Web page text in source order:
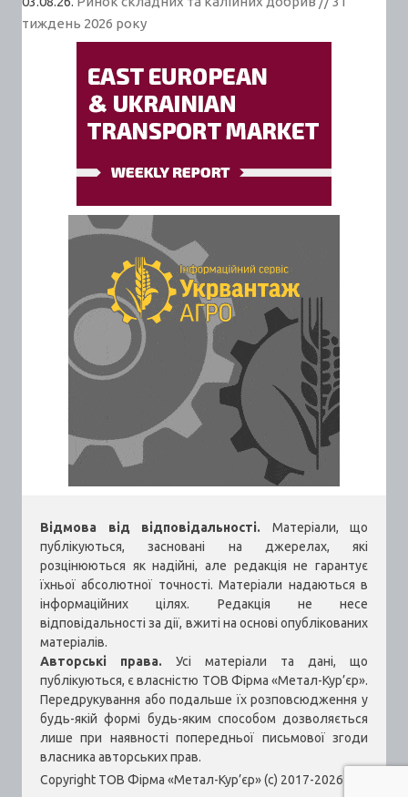
тиждень 2026 року
Відмова від відповідальності. Матеріали, що
публікуються, засновані на джерелах, які
розцінюються як надійні, але редакція не гарантує
їхньої абсолютної точності. Матеріали надаються в
інформаційних цілях. Редакція не несе
відповідальності за дії, вжиті на основі опублікованих
матеріалів.
Авторські права. Усі матеріали та дані, що
публікуються, є власністю ТОВ Фірма «Метал-Кур’єр».
Передрукування або подальше їх розповсюдження у
будь-якій формі будь-яким способом дозволяється
лише при наявності попередньої письмової згоди
власника авторських прав.
Copyright ТОВ Фірма «Метал-Кур’єр» (c) 2017-2026